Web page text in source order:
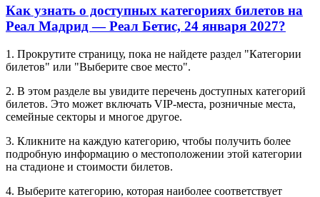
Как узнать о доступных категориях билетов на
Реал Мадрид — Реал Бетис, 24 января 2027?
1. Прокрутите страницу, пока не найдете раздел "Категории
билетов" или "Выберите свое место".
2. В этом разделе вы увидите перечень доступных категорий
билетов. Это может включать VIP-места, розничные места,
семейные секторы и многое другое.
3. Кликните на каждую категорию, чтобы получить более
подробную информацию о местоположении этой категории
на стадионе и стоимости билетов.
4. Выберите категорию, которая наиболее соответствует